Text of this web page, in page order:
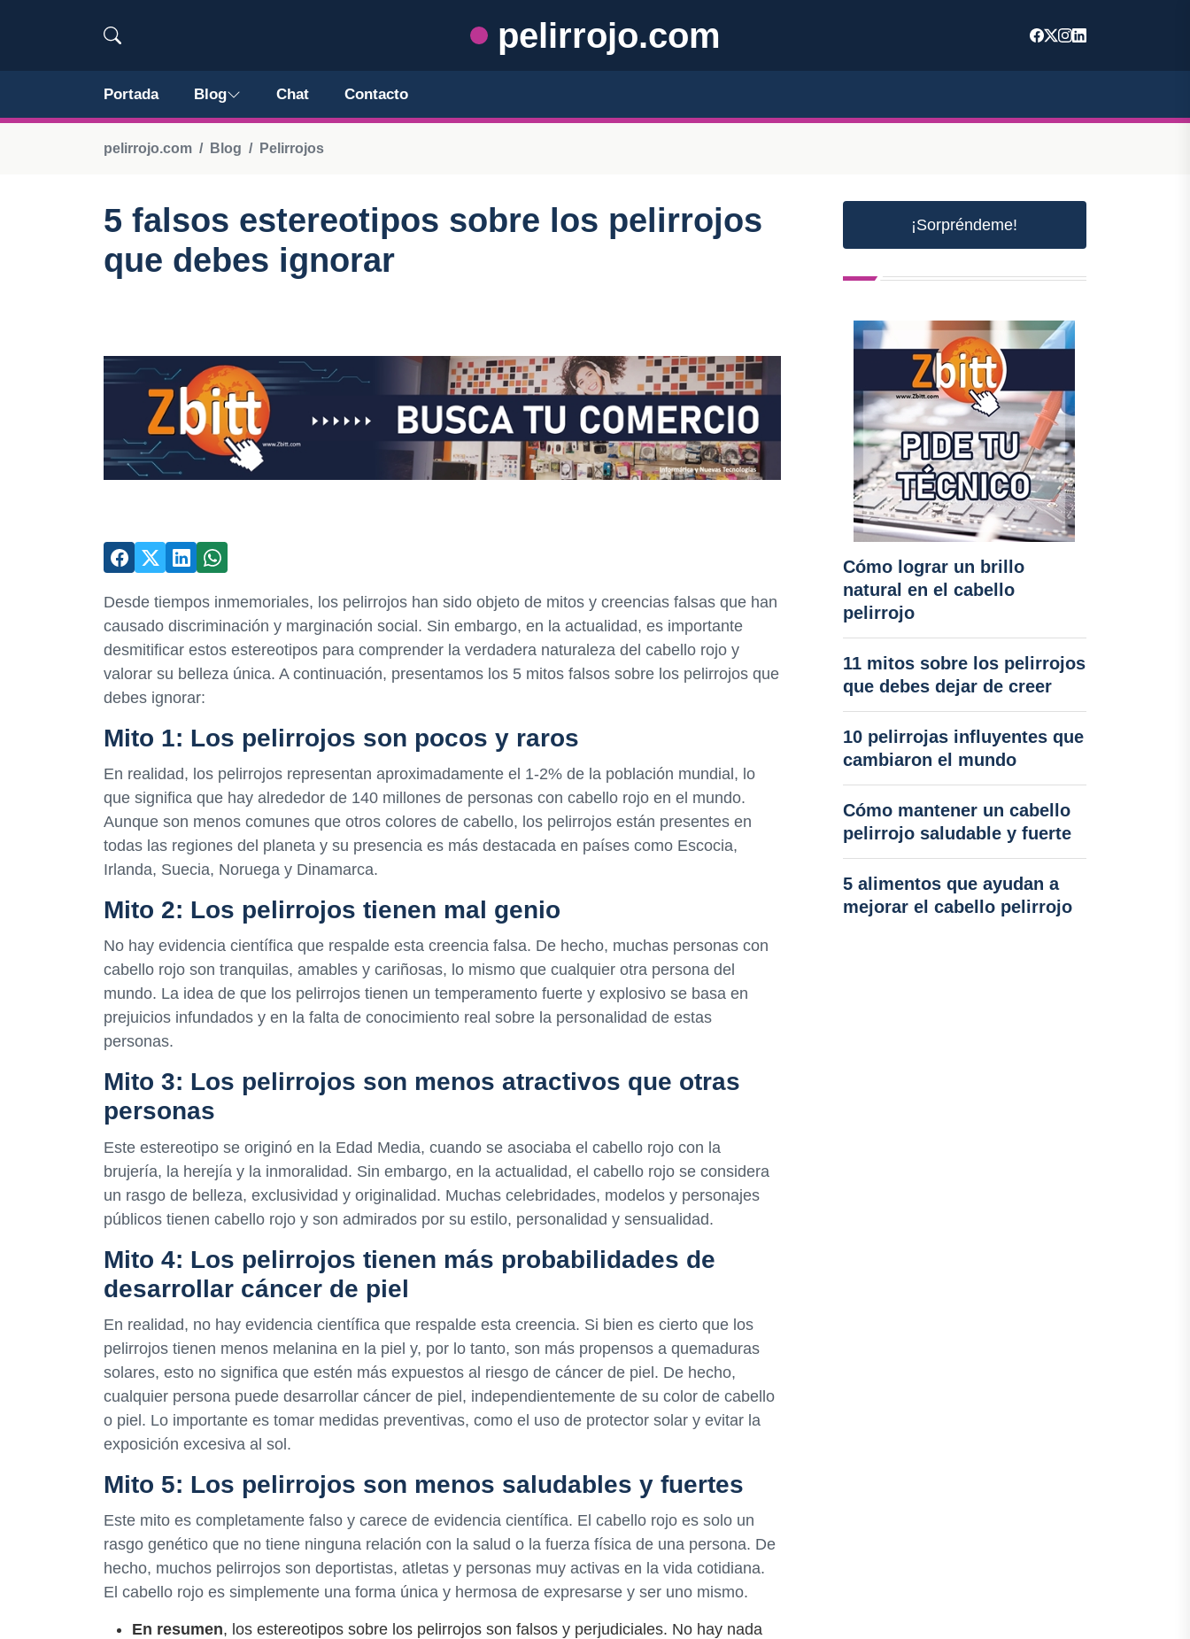
pelirrojo.com
Portada Blog Chat Contacto
pelirrojo.com Blog Pelirrojos
5 falsos estereotipos sobre los pelirrojos
que debes ignorar
Desde tiempos inmemoriales, los pelirrojos han sido objeto de mitos y creencias falsas que han
causado discriminación y marginación social. Sin embargo, en la actualidad, es importante
desmitificar estos estereotipos para comprender la verdadera naturaleza del cabello rojo y
valorar su belleza única. A continuación, presentamos los 5 mitos falsos sobre los pelirrojos que
debes ignorar:
Mito 1: Los pelirrojos son pocos y raros
En realidad, los pelirrojos representan aproximadamente el 1-2% de la población mundial, lo
que significa que hay alrededor de 140 millones de personas con cabello rojo en el mundo.
Aunque son menos comunes que otros colores de cabello, los pelirrojos están presentes en
todas las regiones del planeta y su presencia es más destacada en países como Escocia,
Irlanda, Suecia, Noruega y Dinamarca.
Mito 2: Los pelirrojos tienen mal genio
No hay evidencia científica que respalde esta creencia falsa. De hecho, muchas personas con
cabello rojo son tranquilas, amables y cariñosas, lo mismo que cualquier otra persona del
mundo. La idea de que los pelirrojos tienen un temperamento fuerte y explosivo se basa en
prejuicios infundados y en la falta de conocimiento real sobre la personalidad de estas
personas.
Mito 3: Los pelirrojos son menos atractivos que otras
personas
Este estereotipo se originó en la Edad Media, cuando se asociaba el cabello rojo con la
brujería, la herejía y la inmoralidad. Sin embargo, en la actualidad, el cabello rojo se considera
un rasgo de belleza, exclusividad y originalidad. Muchas celebridades, modelos y personajes
públicos tienen cabello rojo y son admirados por su estilo, personalidad y sensualidad.
Mito 4: Los pelirrojos tienen más probabilidades de
desarrollar cáncer de piel
En realidad, no hay evidencia científica que respalde esta creencia. Si bien es cierto que los
pelirrojos tienen menos melanina en la piel y, por lo tanto, son más propensos a quemaduras
solares, esto no significa que estén más expuestos al riesgo de cáncer de piel. De hecho,
cualquier persona puede desarrollar cáncer de piel, independientemente de su color de cabello
o piel. Lo importante es tomar medidas preventivas, como el uso de protector solar y evitar la
exposición excesiva al sol.
Mito 5: Los pelirrojos son menos saludables y fuertes
Este mito es completamente falso y carece de evidencia científica. El cabello rojo es solo un
rasgo genético que no tiene ninguna relación con la salud o la fuerza física de una persona. De
hecho, muchos pelirrojos son deportistas, atletas y personas muy activas en la vida cotidiana.
El cabello rojo es simplemente una forma única y hermosa de expresarse y ser uno mismo.
En resumen, los estereotipos sobre los pelirrojos son falsos y perjudiciales. No hay nada
¡Sorpréndeme!
Cómo lograr un brillo
natural en el cabello
pelirrojo
11 mitos sobre los pelirrojos
que debes dejar de creer
10 pelirrojas influyentes que
cambiaron el mundo
Cómo mantener un cabello
pelirrojo saludable y fuerte
5 alimentos que ayudan a
mejorar el cabello pelirrojo